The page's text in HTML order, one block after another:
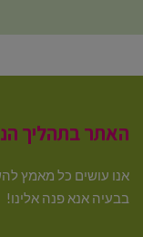
האתר בתהליך
אנו עושים כל מאמץ
בבעיה אנא פנה אלינו!